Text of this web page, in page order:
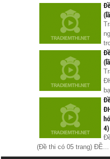
4)
(Đề thi có 05 trang) ĐỀ...